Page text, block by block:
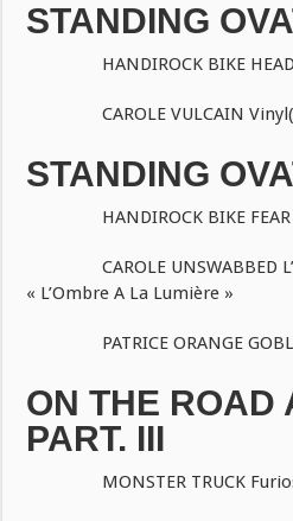
STANDING
HANDIROCK BIKE
CAROLE VULCAIN
STANDING
HANDIROCK BIKE FEAR
CAROLE UNSWABBED
« L’Ombre A La Lumière »
PATRICE ORANGE
ON THE ROAD
PART. III
MONSTER TRUCK